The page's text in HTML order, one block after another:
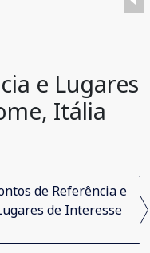
e Lugares
Itália
de Referência e
de Interesse